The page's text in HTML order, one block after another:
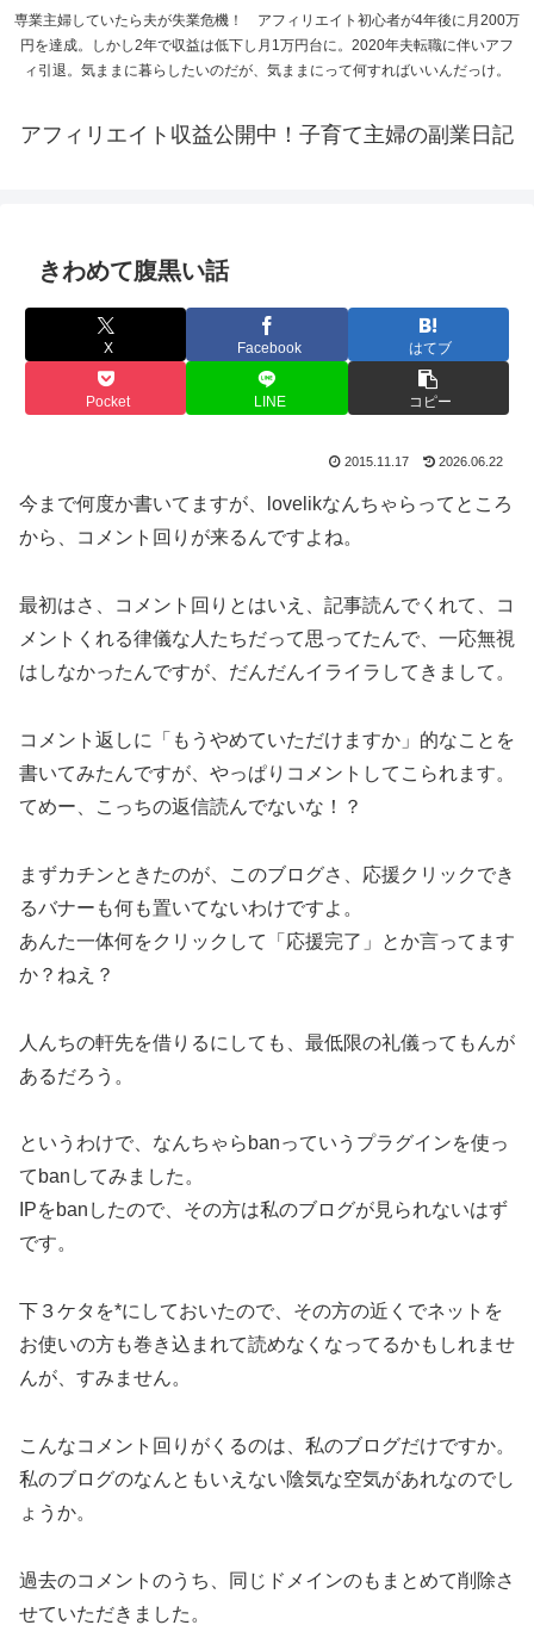
専業主婦していたら夫が失業危機！ アフィリエイト初心者が4年後に月200万
円を達成。しかし2年で収益は低下し月1万円台に。2020年夫転職に伴いアフ
ィ引退。気ままに暮らしたいのだが、気ままにって何すればいいんだっけ。
アフィリエイト収益公開中！子育て主婦の副業日記
きわめて腹黒い話
X Facebook はてブ
Pocket LINE コピー
2015.11.17 2026.06.22
今まで何度か書いてますが、lovelikなんちゃらってところ
から、コメント回りが来るんですよね。
最初はさ、コメント回りとはいえ、記事読んでくれて、コ
メントくれる律儀な人たちだって思ってたんで、一応無視
はしなかったんですが、だんだんイライラしてきまして。
コメント返しに「もうやめていただけますか」的なことを
書いてみたんですが、やっぱりコメントしてこられます。
てめー、こっちの返信読んでないな！？
まずカチンときたのが、このブログさ、応援クリックでき
るバナーも何も置いてないわけですよ。
あんた一体何をクリックして「応援完了」とか言ってます
か？ねえ？
人んちの軒先を借りるにしても、最低限の礼儀ってもんが
あるだろう。
というわけで、なんちゃらbanっていうプラグインを使っ
てbanしてみました。
IPをbanしたので、その方は私のブログが見られないはず
です。
下３ケタを*にしておいたので、その方の近くでネットを
お使いの方も巻き込まれて読めなくなってるかもしれませ
んが、すみません。
こんなコメント回りがくるのは、私のブログだけですか。
私のブログのなんともいえない陰気な空気があれなのでし
ょうか。
過去のコメントのうち、同じドメインのもまとめて削除さ
せていただきました。